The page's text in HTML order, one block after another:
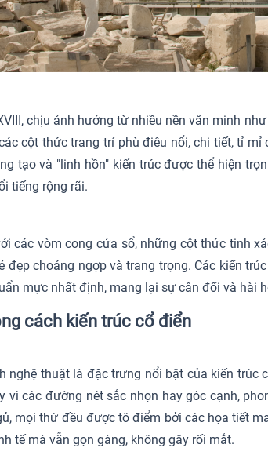
chịu ảnh hưởng từ nhiều nền văn minh
cột thức trang trí phù điêu nổi, chi tiết, tỉ
tạo và "linh hồn" kiến trúc được thể hiện
tiếng rộng rãi.
các vòm cong cửa sổ, những cột thức tinh
choáng ngợp và trang trọng. Các kiến
mực nhất định, mang lại sự cân đối và hài
cách kiến trúc cổ điển
nghệ thuật là đặc trưng nổi bật của kiến
vì các đường nét sắc nhọn hay góc cạnh,
mọi thứ đều được tô điểm bởi các họa tiết
tế mà vẫn gọn gàng, không gây rối mắt.